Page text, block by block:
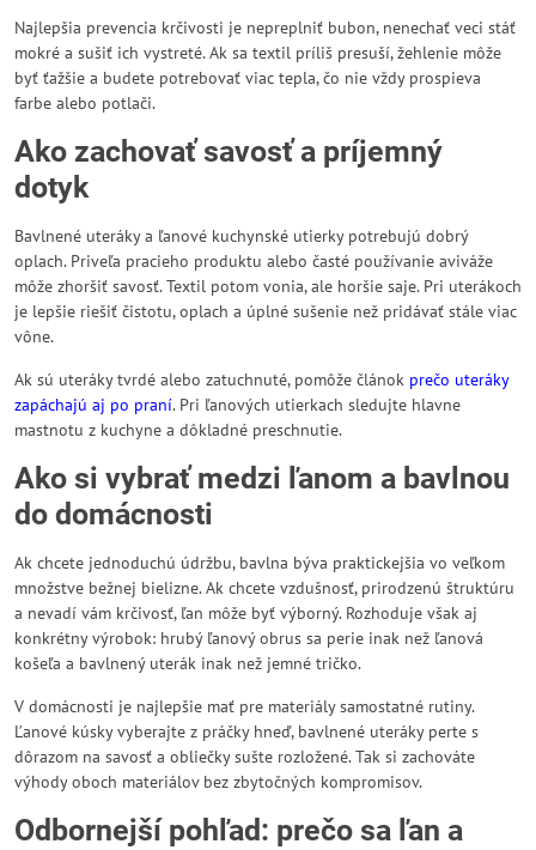
Najlepšia prevencia krčivosti je nepreplniť bubon, nenechať veci stáť
mokré a sušiť ich vystreté. Ak sa textil príliš presuší, žehlenie môže
byť ťažšie a budete potrebovať viac tepla, čo nie vždy prospieva
farbe alebo potlači.
Ako zachovať savosť a príjemný
dotyk
Bavlnené uteráky a ľanové kuchynské utierky potrebujú dobrý
oplach. Priveľa pracieho produktu alebo časté používanie aviváže
môže zhoršiť savosť. Textil potom vonia, ale horšie saje. Pri uterákoch
je lepšie riešiť čistotu, oplach a úplné sušenie než pridávať stále viac
vône.
Ak sú uteráky tvrdé alebo zatuchnuté, pomôže článok prečo uteráky
zapáchajú aj po praní. Pri ľanových utierkach sledujte hlavne
mastnotu z kuchyne a dôkladné preschnutie.
Ako si vybrať medzi ľanom a bavlnou
do domácnosti
Ak chcete jednoduchú údržbu, bavlna býva praktickejšia vo veľkom
množstve bežnej bielizne. Ak chcete vzdušnosť, prirodzenú štruktúru
a nevadí vám krčivosť, ľan môže byť výborný. Rozhoduje však aj
konkrétny výrobok: hrubý ľanový obrus sa perie inak než ľanová
košeľa a bavlnený uterák inak než jemné tričko.
V domácnosti je najlepšie mať pre materiály samostatné rutiny.
Ľanové kúsky vyberajte z práčky hneď, bavlnené uteráky perte s
dôrazom na savosť a obliečky sušte rozložené. Tak si zachováte
výhody oboch materiálov bez zbytočných kompromisov.
Odbornejší pohľad: prečo sa ľan a